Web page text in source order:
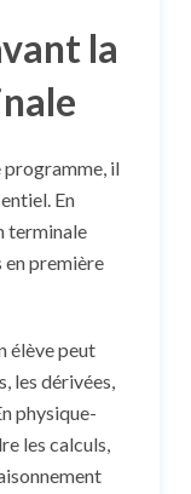
la
programme, il
En
terminale
en première
élève peut
les dérivées,
physique-
les calculs,